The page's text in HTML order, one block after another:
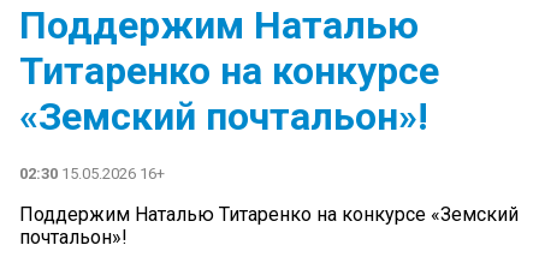
Поддержим Наталью
Титаренко на конкурсе
«Земский почтальон»!
02:30 15.05.2026 16+
Поддержим Наталью Титаренко на конкурсе «Земский
почтальон»!